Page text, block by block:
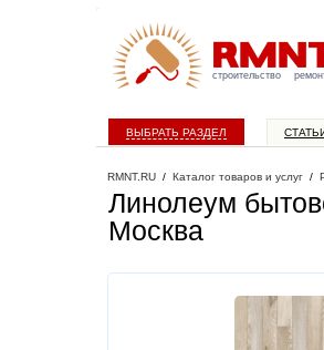
строительство
ВЫБРАТЬ РАЗДЕЛ
RMNT.RU / Каталог товаров и услуг /
Линолеум
Москва